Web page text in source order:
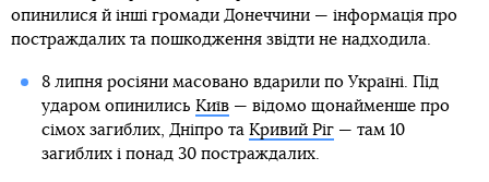
опинилися й інші громади Донеччини — інформація про
постраждалих та пошкодження звідти не надходила.
8 липня росіяни масовано вдарили по Україні. Під
ударом опинились Київ— відомо щонайменше про
сімох загиблих, Дніпро та Кривий Ріг— там 10
загиблих і понад 30 постраждалих.